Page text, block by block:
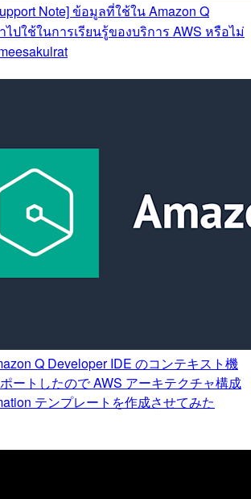
Note] ข้อมูลที่ใช้ใน Amazon Q
ไปใช้ในการเรียนรู้ของบริการ AWS หรือไม่
Q Developer IDE のコンテキスト機
ートしたので AWS アーキテクチャ構成
テンプレートを作成させてみた